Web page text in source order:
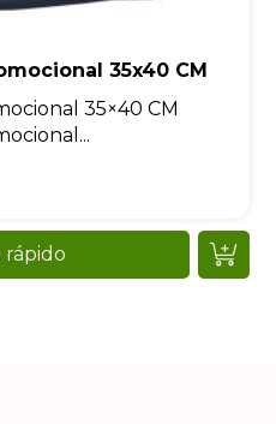
35x40 CM
35×40 CM